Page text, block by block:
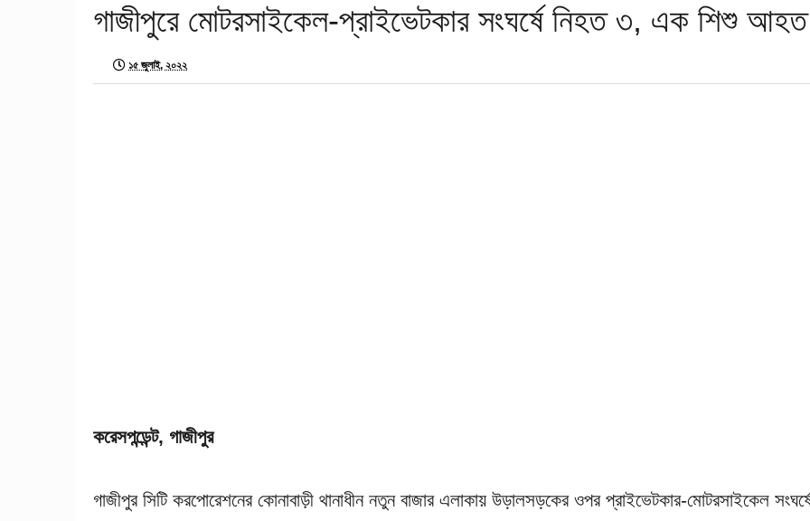
গাজীপুরে মোটরসাইকেল-প্রাইভেটকার সংঘর্ষে নিহত ৩, এক শিশু আহত
১৫ জুলাই, ২০২২
করেসপন্ডেন্ট, গাজীপুর
গাজীপুর সিটি করপোরেশনের কোনাবাড়ী থানাধীন নতুন বাজার এলাকায় উড়ালসড়কের ওপর প্রাইভেটকার-মোটরসাইকেল